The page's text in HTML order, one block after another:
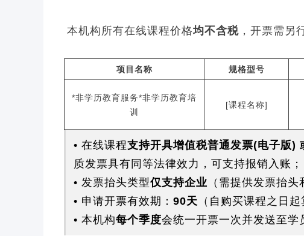
本机构所有在线课程价格均不含税 ，开票需另
项目名称 规格型号
*非学历教育服务*非学历教育培
训
[课程名称]
• 在线课程支持开具增值税普通发票(电子版)
质发票具有同等法律效力，可支持报销入账；
• 发票抬头类型仅支持企业 （需提供发票抬头
• 申请开票有效期： 90天 （自购买课程之日起
• 本机构每个季度会统一开票一次并发送至学